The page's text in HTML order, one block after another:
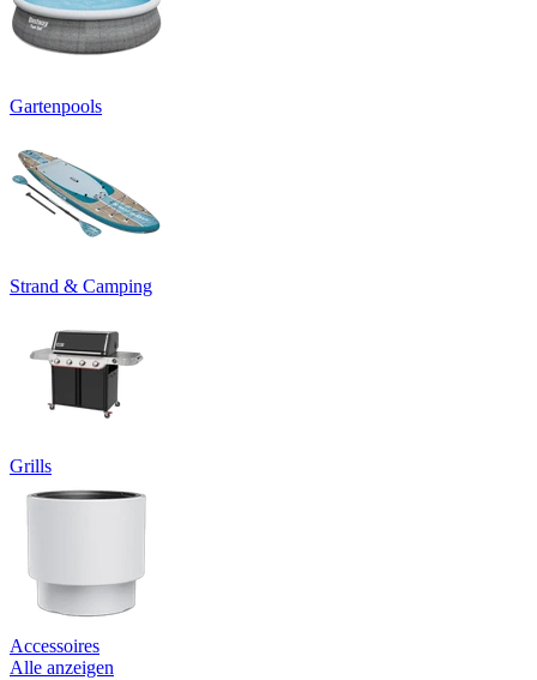
Gartenpools
Strand & Camping
Grills
Accessoires
Alle anzeigen